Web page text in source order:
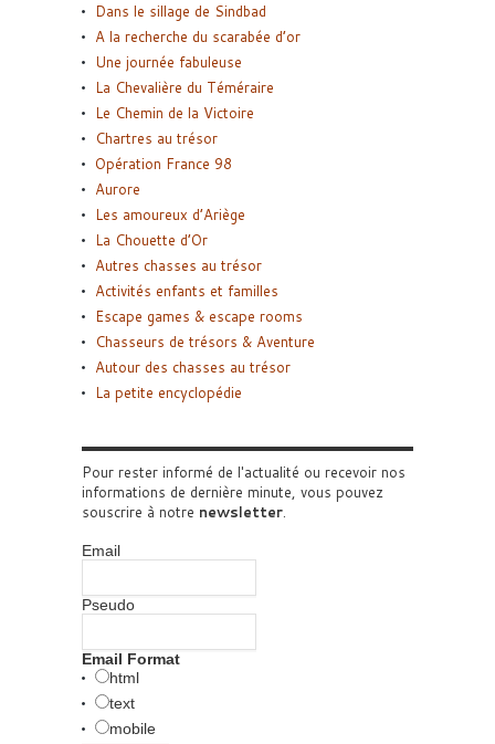
Dans le sillage de Sindbad
A la recherche du scarabée d’or
Une journée fabuleuse
La Chevalière du Téméraire
Le Chemin de la Victoire
Chartres au trésor
Opération France 98
Aurore
Les amoureux d’Ariège
La Chouette d’Or
Autres chasses au trésor
Activités enfants et familles
Escape games & escape rooms
Chasseurs de trésors & Aventure
Autour des chasses au trésor
La petite encyclopédie
Pour rester informé de l'actualité ou recevoir nos
informations de dernière minute, vous pouvez
souscrire à notre newsletter.
Email
Pseudo
Email Format
html
text
mobile